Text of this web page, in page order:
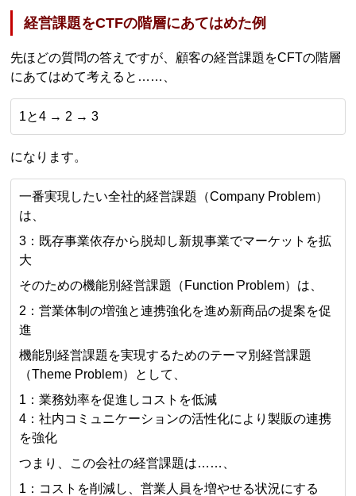
経営課題をCTFの階層にあてはめた例
先ほどの質問の答えですが、顧客の経営課題をCFTの階層
にあてはめて考えると……、
1と4 → 2 → 3
になります。
一番実現したい全社的経営課題（Company Problem）
は、
3：既存事業依存から脱却し新規事業でマーケットを拡
大
そのための機能別経営課題（Function Problem）は、
2：営業体制の増強と連携強化を進め新商品の提案を促
進
機能別経営課題を実現するためのテーマ別経営課題
（Theme Problem）として、
1：業務効率を促進しコストを低減
4：社内コミュニケーションの活性化により製販の連携
を強化
つまり、この会社の経営課題は……、
1：コストを削減し、営業人員を増やせる状況にする